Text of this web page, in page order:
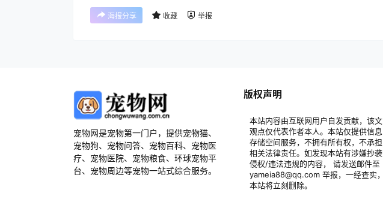
海报分享 收藏 举报
宠物网是宠物第一门户，提供宠物猫、
宠物狗、宠物问答、宠物百科、宠物医
疗、宠物医院、宠物粮食、环球宠物平
台、宠物周边等宠物一站式综合服务。
版权声明
本站内容由互联网用户自发贡献，该文
观点仅代表作者本人。本站仅提供信息
存储空间服务，不拥有所有权，不承担
相关法律责任。如发现本站有涉嫌抄袭
侵权/违法违规的内容， 请发送邮件至
yameia88@qq.com 举报，一经查实，
本站将立刻删除。